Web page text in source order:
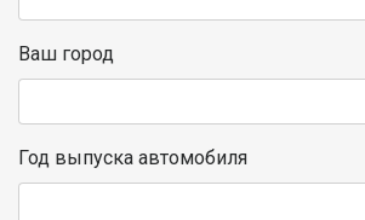
Ваш город
Год выпуска автомобиля